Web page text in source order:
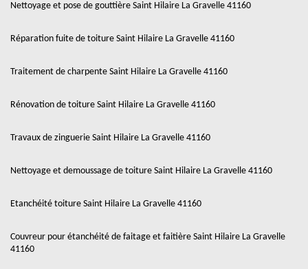
Nettoyage et pose de gouttière Saint Hilaire La Gravelle 41160
Réparation fuite de toiture Saint Hilaire La Gravelle 41160
Traitement de charpente Saint Hilaire La Gravelle 41160
Rénovation de toiture Saint Hilaire La Gravelle 41160
Travaux de zinguerie Saint Hilaire La Gravelle 41160
Nettoyage et demoussage de toiture Saint Hilaire La Gravelle 41160
Etanchéité toiture Saint Hilaire La Gravelle 41160
Couvreur pour étanchéité de faitage et faitière Saint Hilaire La Gravelle
41160